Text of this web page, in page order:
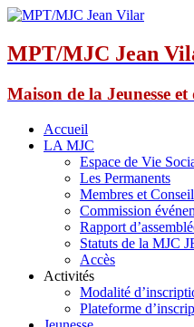
MPT/MJC Jean
Maison de la Jeunesse
Accueil
LA MJC
Espace de Vie
Les Permanents
Membres et
Commission
Rapport
Statuts de la MJC
Accès
Activités
Modalité
Plateforme